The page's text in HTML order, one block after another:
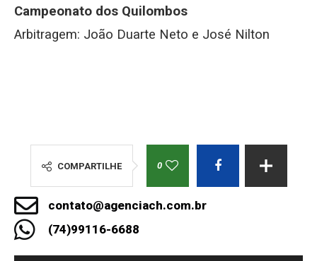
Campeonato dos Quilombos
Arbitragem: João Duarte Neto e José Nilton
COMPARTILHE 0
contato@agenciach.com.br
(74)99116-6688